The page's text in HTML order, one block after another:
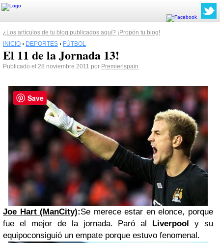
¿Los artículos de tu blog publicados aquí? ¡Propón tu blog!
INICIO › DEPORTES › FÚTBOL
El 11 de la Jornada 13!
Publicado el 28 noviembre 2011 por Premierlspain
Joe Hart (ManCity):Se merece estar en elonce, porque
fue el mejor de la jornada. Paró al Liverpool y su
equipoconsiguió un empate porque estuvo fenomenal.
Save